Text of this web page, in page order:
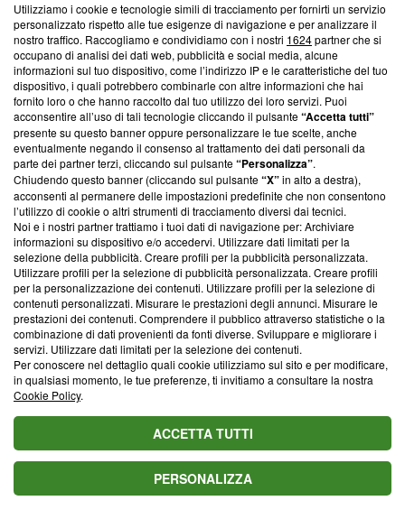
Questa sezione offre informazioni trasparenti su Blasting
News, sui nostri processi editoriali e su come ci impegniamo a
creare news di qualità. Inoltre, afferma la nostra aderenza a
‘Trust Project - News with Integrity’Blasting News non è
ancora membro del programma, ma ha richiesto di farne
parte; Trust Project non ha ancora effettuato una verifica di
conformità agli standard.
Su di noi
Team editoriale
Corporate
Redazione
Informativa Privacy
Cookie Policy
Blasting SA, IDI CHE-247.845.224, Via Carlo Frasca, 3 - 6900
Lugano (Svizzera) Tel:+39 0690258937
© 2026 Blasting News
Utilizziamo i cookie e tecnologie simili di tracciamento per fornirti un servizio
personalizzato rispetto alle tue esigenze di navigazione e per analizzare il
nostro traffico. Raccogliamo e condividiamo con i nostri 1624partner che si
occupano di analisi dei dati web, pubblicità e social media, alcune
informazioni sul tuo dispositivo, come l’indirizzo IP e le caratteristiche del tuo
dispositivo, i quali potrebbero combinarle con altre informazioni che hai
fornito loro o che hanno raccolto dal tuo utilizzo dei loro servizi. Puoi
acconsentire all’uso di tali tecnologie cliccando il pulsante“Accetta tutti”
presente su questo banner oppure personalizzare le tue scelte, anche
eventualmente negando il consenso al trattamento dei dati personali da
parte dei partner terzi, cliccando sul pulsante“Personalizza”.
Chiudendo questo banner (cliccando sul pulsante“X”in alto a destra),
acconsenti al permanere delle impostazioni predefinite che non consentono
l’utilizzo di cookie o altri strumenti di tracciamento diversi dai tecnici.
Noi e i nostri partner trattiamo i tuoi dati di navigazione per: Archiviare
informazioni su dispositivo e/o accedervi. Utilizzare dati limitati per la
selezione della pubblicità. Creare profili per la pubblicità personalizzata.
Utilizzare profili per la selezione di pubblicità personalizzata. Creare profili
per la personalizzazione dei contenuti. Utilizzare profili per la selezione di
contenuti personalizzati. Misurare le prestazioni degli annunci. Misurare le
prestazioni dei contenuti. Comprendere il pubblico attraverso statistiche o la
combinazione di dati provenienti da fonti diverse. Sviluppare e migliorare i
servizi. Utilizzare dati limitati per la selezione dei contenuti.
Per conoscere nel dettaglio quali cookie utilizziamo sul sito e per modificare,
in qualsiasi momento, le tue preferenze, ti invitiamo a consultare la nostra
Cookie Policy.
ACCETTA TUTTI
PERSONALIZZA